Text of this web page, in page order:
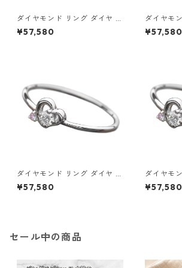
ダイヤモンド リング ダイヤ ア
イスブルーダイヤ 合計0.06ct
9.5号 プラチナ Pt950 ハート
¥57,580
ダイヤモ
イスブル
10号 プラ
¥57,580
ダイヤモンド リング ダイヤ ア
イスブルーダイヤ 合計0.06ct
10.5号 プラチナ Pt950 ハート
¥57,580
ダイヤモ
イスブル
11号 プラ
¥57,580
セール中の商品